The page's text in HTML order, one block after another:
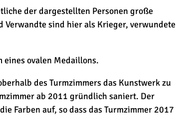
der dargestellten Personen große
Verwandte sind hier als Krieger, verwundete
ovalen Medaillons.
des Turmzimmers das Kunstwerk zu
ab 2011 gründlich saniert. Der
Farben auf, so dass das Turmzimmer 2017